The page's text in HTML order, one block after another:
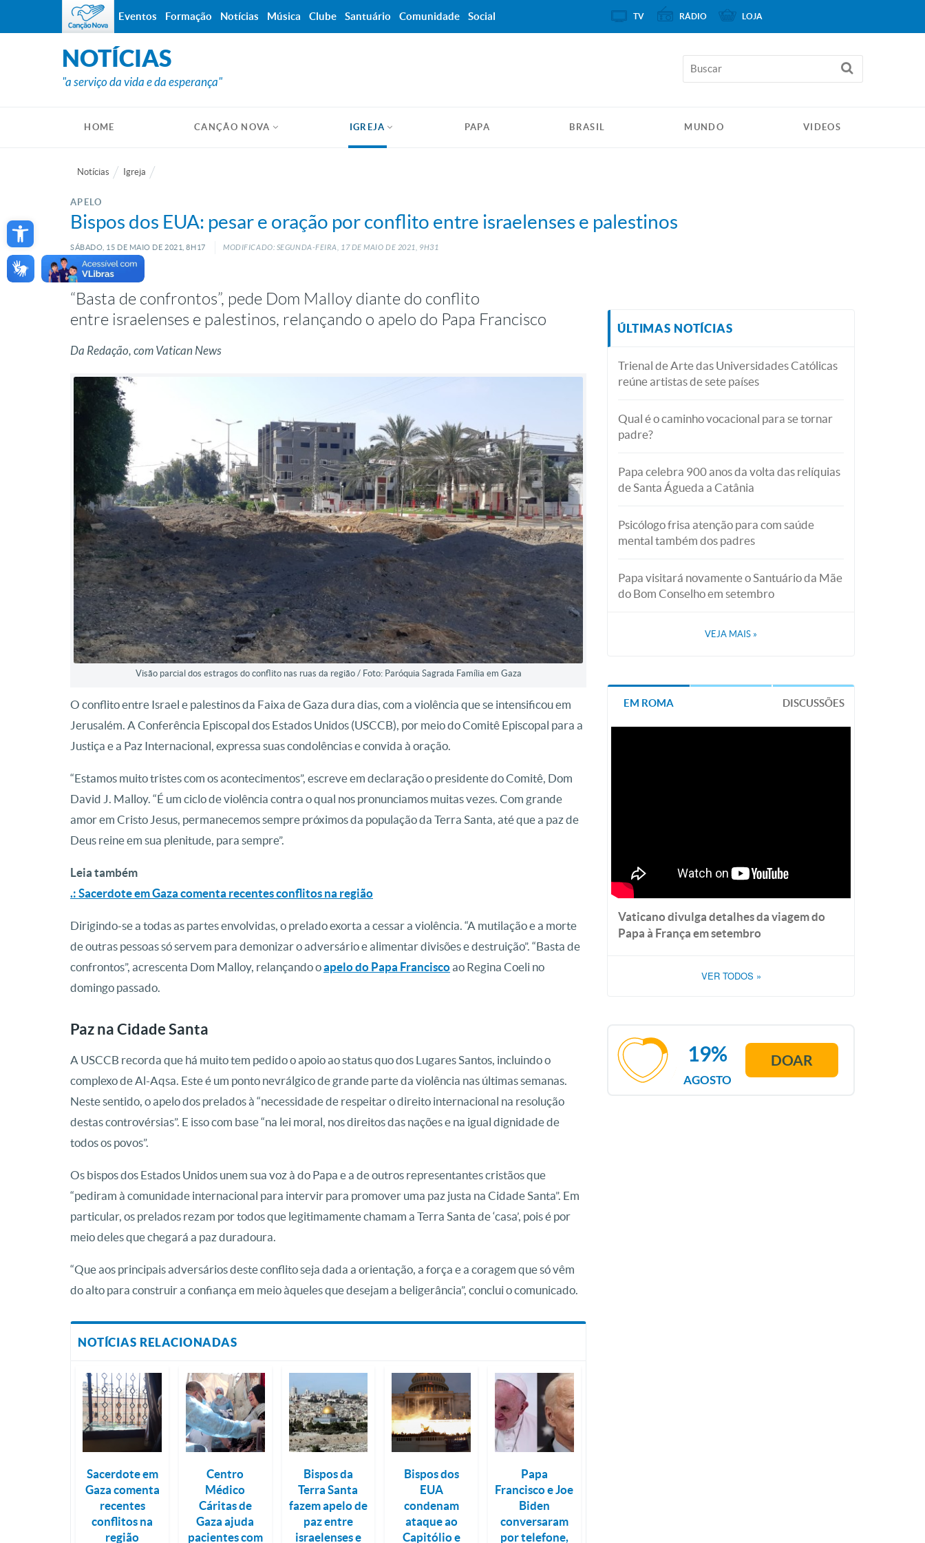
Open toolbar
NOTÍCIAS
"a serviço da vida e da esperança"
HOME CANÇÃO NOVA IGREJA PAPA BRASIL MUNDO VIDEOS
Notícias Igreja
APELO
Bispos dos EUA: pesar e oração por conflito entre israelenses e palestinos
SÁBADO, 15 DE MAIO DE 2021, 8H17 MODIFICADO: SEGUNDA-FEIRA, 17DEMAIO DE 2021, 9H31
“Basta de confrontos”, pede Dom Malloy diante do conflito
entre israelenses e palestinos, relançando o apelo do Papa Francisco
Da Redação, com Vatican News
Visão parcial dos estragos do conflito nas ruas da região / Foto: Paróquia Sagrada Família em Gaza
O conflito entre Israel e palestinos da Faixa de Gaza dura dias, com a violência que se intensificou em
Jerusalém. A Conferência Episcopal dos Estados Unidos (USCCB), por meio do Comitê Episcopal para a
Justiça e a Paz Internacional, expressa suas condolências e convida à oração.
“Estamos muito tristes com os acontecimentos”, escreve em declaração o presidente do Comitê, Dom
David J. Malloy. “É um ciclo de violência contra o qual nos pronunciamos muitas vezes. Com grande
amor em Cristo Jesus, permanecemos sempre próximos da população da Terra Santa, até que a paz de
Deus reine em sua plenitude, para sempre”.
Leia também
.: Sacerdote em Gaza comenta recentes conflitos na região
Dirigindo-se a todas as partes envolvidas, o prelado exorta a cessar a violência. “A mutilação e a morte
de outras pessoas só servem para demonizar o adversário e alimentar divisões e destruição”. “Basta de
confrontos”, acrescenta Dom Malloy, relançando oapelo do Papa Franciscoao Regina Coeli no
domingo passado.
Paz na Cidade Santa
A USCCB recorda que há muito tem pedido o apoio ao status quo dos Lugares Santos, incluindo o
complexo de Al-Aqsa. Este é um ponto nevrálgico de grande parte da violência nas últimas semanas.
Neste sentido, o apelo dos prelados à “necessidade de respeitar o direito internacional na resolução
destas controvérsias”. E isso com base “na lei moral, nos direitos das nações e na igual dignidade de
todos os povos”.
Os bispos dos Estados Unidos unem sua voz à do Papa e a de outros representantes cristãos que
“pediram à comunidade internacional para intervir para promover uma paz justa na Cidade Santa”. Em
particular, os prelados rezam por todos que legitimamente chamam a Terra Santa de ‘casa’, pois é por
meio deles que chegará a paz duradoura.
“Que aos principais adversários deste conflito seja dada a orientação, a força e a coragem que só vêm
do alto para construir a confiança em meio àqueles que desejam a beligerância”, conclui o comunicado.
NOTÍCIAS RELACIONADAS
Sacerdote em
Gaza comenta
recentes
conflitos na
região
Centro
Médico
Cáritas de
Gaza ajuda
pacientes com
Bispos da
Terra Santa
fazem apelo de
paz entre
israelenses e
Bispos dos
EUA
condenam
ataque ao
Capitólio e
Papa
Francisco e Joe
Biden
conversaram
por telefone,
ÚLTIMAS NOTÍCIAS
Trienal de Arte das Universidades Católicas
reúne artistas de sete países
Qual é o caminho vocacional para se tornar
padre?
Papa celebra 900 anos da volta das relíquias
de Santa Águeda a Catânia
Psicólogo frisa atenção para com saúde
mental também dos padres
Papa visitará novamente o Santuário da Mãe
do Bom Conselho em setembro
VEJA MAIS »
EM ROMA DISCUSSÕES
Vaticano divulga detalhes da viagem do
Papa à França em setembro
VER TODOS »
AGOSTO
19% DOAR
Eventos Formação Notícias Música Clube Santuário Comunidade Social TV RÁDIO LOJA